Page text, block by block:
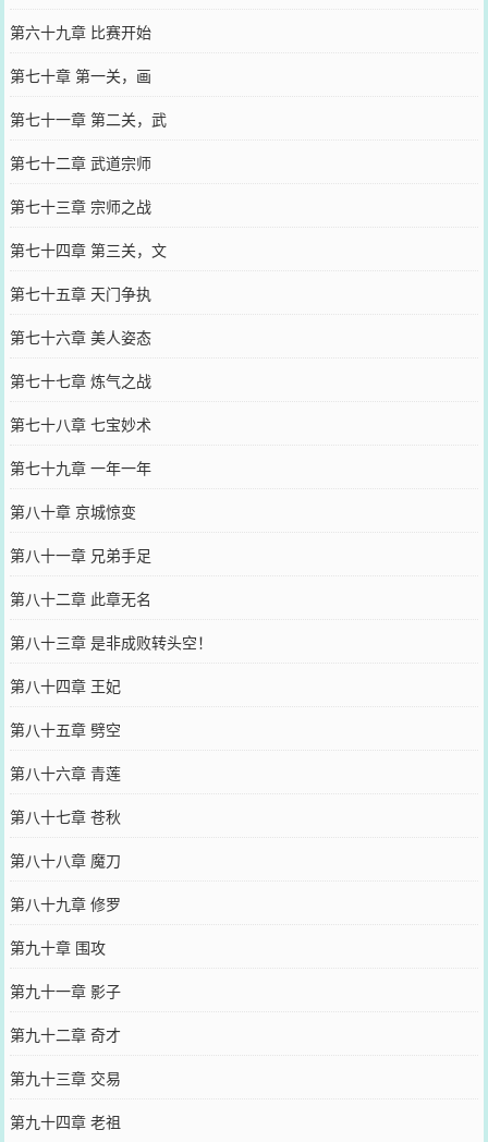
第六十九章 比赛开始
第七十章 第一关，画
第七十一章 第二关，武
第七十二章 武道宗师
第七十三章 宗师之战
第七十四章 第三关，文
第七十五章 天门争执
第七十六章 美人姿态
第七十七章 炼气之战
第七十八章 七宝妙术
第七十九章 一年一年
第八十章 京城惊变
第八十一章 兄弟手足
第八十二章 此章无名
第八十三章 是非成败转头空！
第八十四章 王妃
第八十五章 劈空
第八十六章 青莲
第八十七章 苍秋
第八十八章 魔刀
第八十九章 修罗
第九十章 围攻
第九十一章 影子
第九十二章 奇才
第九十三章 交易
第九十四章 老祖